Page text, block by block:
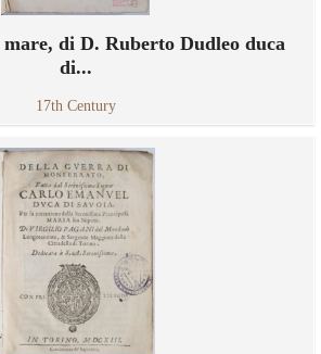
mare, di D. Ruberto Dudleo duca
di...
17th Century